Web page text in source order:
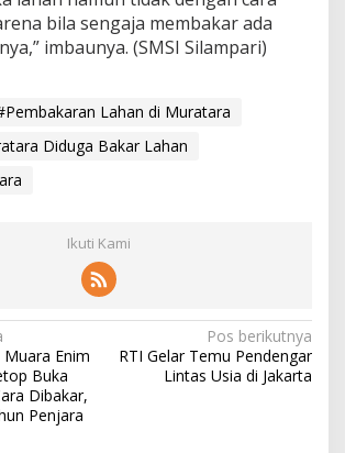
bila sengaja membakar ada
imbaunya. (SMSI Silampari)
Lahan di Muratara
Diduga Bakar Lahan
Ikuti Kami
Enim
Buka
Dibakar,
Penjara
Pos berikutnya
RTI Gelar Temu Pendengar
Lintas Usia di Jakarta